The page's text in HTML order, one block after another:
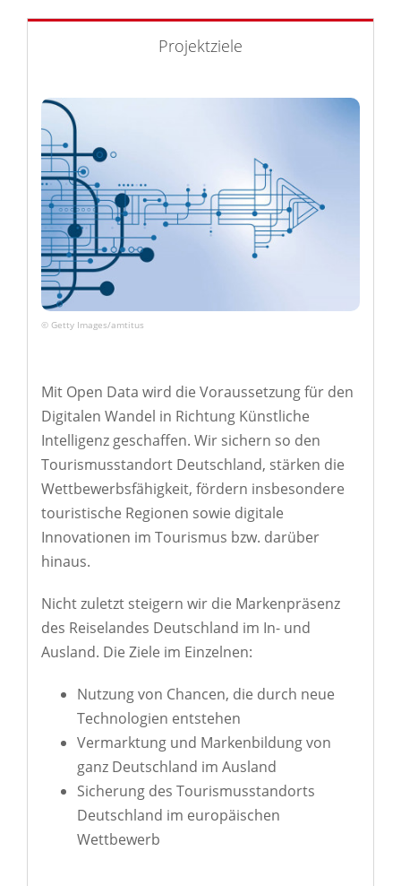
Projektziele
© Getty Images/amtitus
Mit Open Data wird die Voraussetzung für den
Digitalen Wandel in Richtung Künstliche
Intelligenz geschaffen. Wir sichern so den
Tourismusstandort Deutschland, stärken die
Wettbewerbsfähigkeit, fördern insbesondere
touristische Regionen sowie digitale
Innovationen im Tourismus bzw. darüber
hinaus.
Nicht zuletzt steigern wir die Markenpräsenz
des Reiselandes Deutschland im In- und
Ausland. Die Ziele im Einzelnen:
Nutzung von Chancen, die durch neue
Technologien entstehen
Vermarktung und Markenbildung von
ganz Deutschland im Ausland
Sicherung des Tourismusstandorts
Deutschland im europäischen
Wettbewerb